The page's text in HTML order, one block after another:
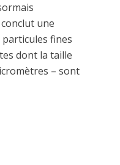
une
fines
dont la taille
– sont